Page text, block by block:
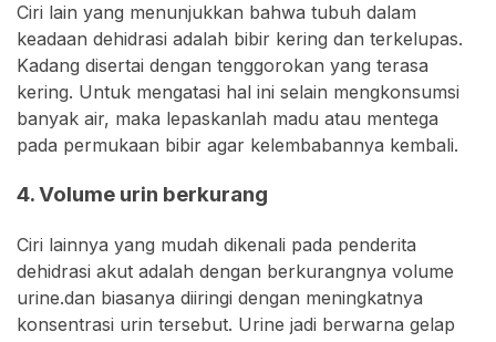
Ciri lain yang menunjukkan bahwa tubuh dalam
keadaan dehidrasi adalah bibir kering dan terkelupas.
Kadang disertai dengan tenggorokan yang terasa
kering. Untuk mengatasi hal ini selain mengkonsumsi
banyak air, maka lepaskanlah madu atau mentega
pada permukaan bibir agar kelembabannya kembali.
4. Volume urin berkurang
Ciri lainnya yang mudah dikenali pada penderita
dehidrasi akut adalah dengan berkurangnya volume
urine.dan biasanya diiringi dengan meningkatnya
konsentrasi urin tersebut. Urine jadi berwarna gelap